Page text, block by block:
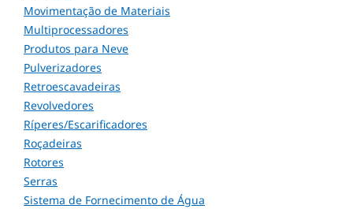
Movimentação de Materiais
Multiprocessadores
Produtos para Neve
Pulverizadores
Retroescavadeiras
Revolvedores
Ríperes/Escarificadores
Roçadeiras
Rotores
Serras
Sistema de Fornecimento de Água